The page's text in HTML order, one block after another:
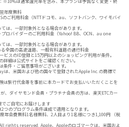
は通常還元率を含み、本プランは予告なく変更・終
年度無料
ご利用料金（NTTドコモ、au、ソフトバンク、ワイモバイ
は、一部対象外となる場合があります。
ロバイダーのご利用料金（Yahoo! BB、OCN、au one
は、一部対象外となる場合があります。
全国の高速道路、一般有料道路の通行料金
ビスのID登録と15万円以上のショッピング利用が条件。
細は公式サイトをご確認ください。
件・ご留意事項がございます。
は、米国および他の国々で登録されたApple Inc.の商標で
は旅行代金等を事前に本カードでお支払いいただくことを
、ダイヤモンド会員・プラチナ会員の方は、楽天ETCカー
ご自宅にお届けします
のプログラム条件達成で適用となります。
年会費無料1名様無料、2人目より1名様につき1,100円 （税
rights reserved. Apple、Appleのロゴマークは、米国およ